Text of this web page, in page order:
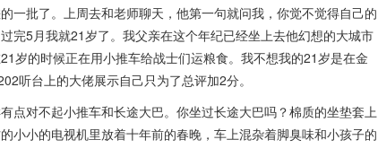
一批了。上周去和老师聊天，他第一句就问我，你觉不觉得自己的
完5月我就21岁了。我父亲在这个年纪已经坐上去他幻想的大城市
岁的时候正在用小推车给战士们运粮食。我不想我的21岁是在金
听台上的大佬展示自己只为了总评加2分。
点对不起小推车和长途大巴。你坐过长途大巴吗？棉质的坐垫套上
小小的电视机里放着十年前的春晚，车上混杂着脚臭味和小孩子的